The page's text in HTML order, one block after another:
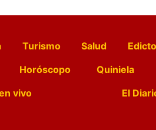
Turismo Salud
Horóscopo Quiniela
vivo El